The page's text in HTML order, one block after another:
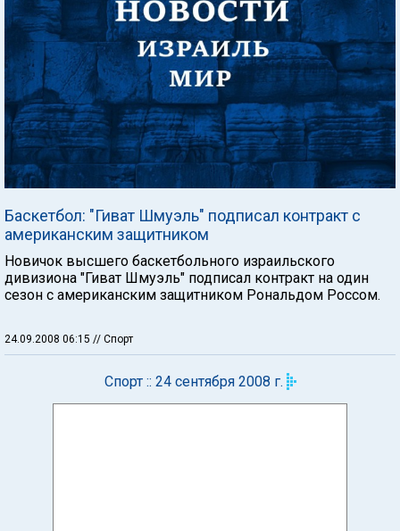
Баскетбол: "Гиват Шмуэль" подписал контракт с
американским защитником
Новичок высшего баскетбольного израильского
дивизиона "Гиват Шмуэль" подписал контракт на один
сезон с американским защитником Рональдом Россом.
24.09.2008 06:15 // Спорт
Спорт :: 24 сентября 2008 г.